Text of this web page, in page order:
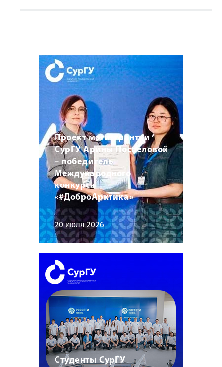
Проект магистрантки
СурГУ Арины Поспеловой
– победитель
Международного
конкурса
«#ДоброАрктика»
20 июля 2026
Студенты СурГУ